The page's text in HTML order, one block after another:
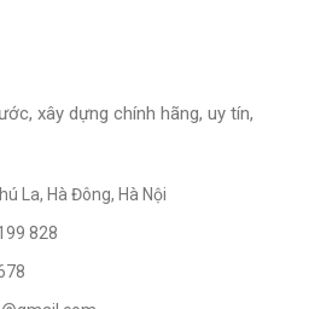
xây dựng chính hãng, uy tín,
La, Hà Đông, Hà Nội
828